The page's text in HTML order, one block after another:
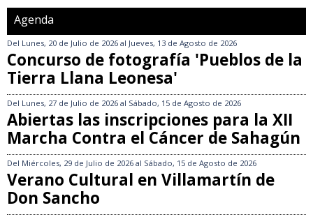
Agenda
Del Lunes, 20 de Julio de 2026 al Jueves, 13 de Agosto de 2026
Concurso de fotografía 'Pueblos de la
Tierra Llana Leonesa'
Del Lunes, 27 de Julio de 2026 al Sábado, 15 de Agosto de 2026
Abiertas las inscripciones para la XII
Marcha Contra el Cáncer de Sahagún
Del Miércoles, 29 de Julio de 2026 al Sábado, 15 de Agosto de 2026
Verano Cultural en Villamartín de
Don Sancho